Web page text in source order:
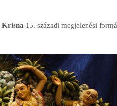
Krisna 15. századi megjelenési